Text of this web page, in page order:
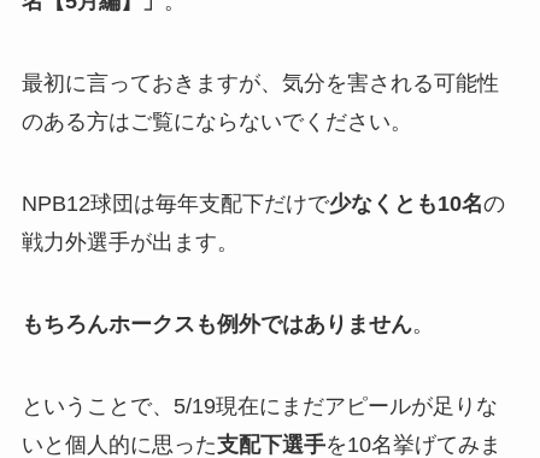
最初に言っておきますが、気分を害される可能性
のある方はご覧にならないでください。
NPB12球団は毎年支配下だけで少なくとも10名の
戦力外選手が出ます。
もちろんホークスも例外ではありません。
ということで、5/19現在にまだアピールが足りな
いと個人的に思った支配下選手を10名挙げてみま